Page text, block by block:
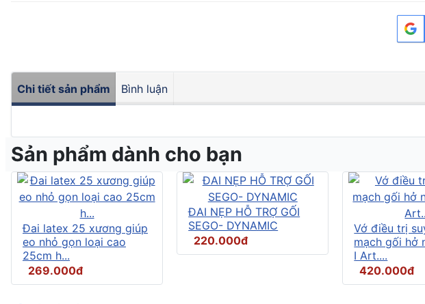
Chi tiết sản phẩm Bình luận
Sản phẩm dành cho bạn
Đai latex 25 xương giúp
eo nhỏ gọn loại cao
25cm h...
269.000đ
ĐAI NẸP HỖ TRỢ GỐI
SEGO- DYNAMIC
220.000đ
Vớ điều trị
mạch gối hở
I Art....
420.000đ